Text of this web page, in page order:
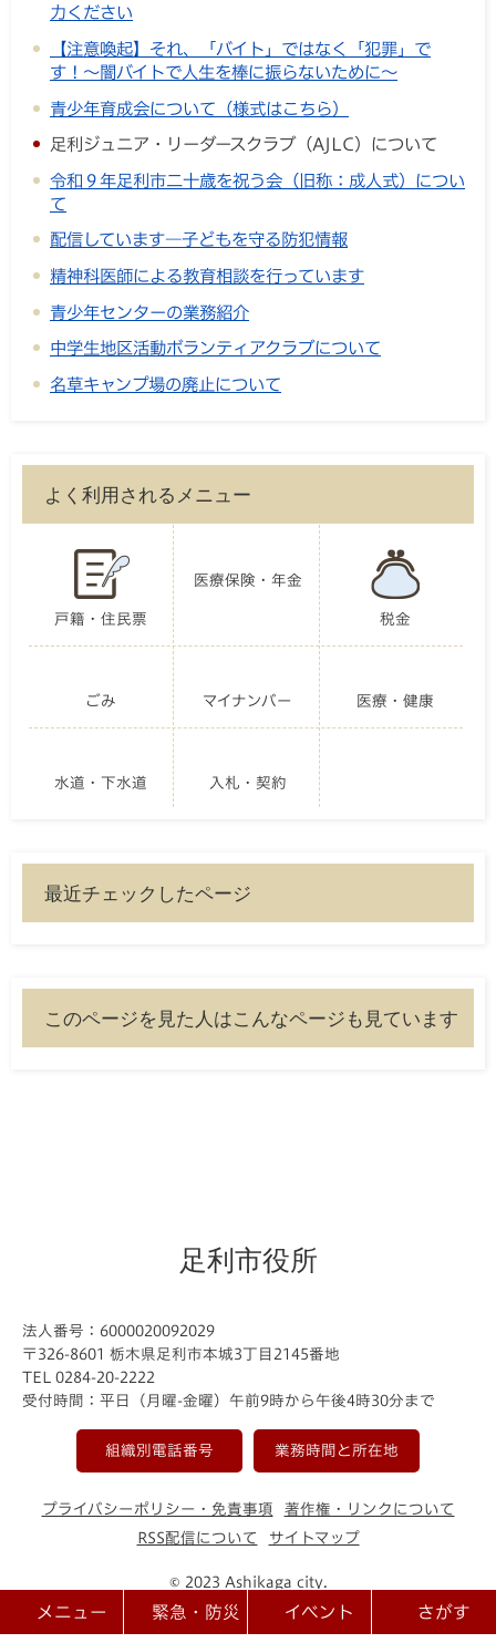
力ください
【注意喚起】それ、「バイト」ではなく「犯罪」で
す！〜闇バイトで人生を棒に振らないために〜
青少年育成会について（様式はこちら）
足利ジュニア・リーダースクラブ（AJLC）について
令和９年足利市二十歳を祝う会（旧称：成人式）につい
て
配信しています―子どもを守る防犯情報
精神科医師による教育相談を行っています
青少年センターの業務紹介
中学生地区活動ボランティアクラブについて
名草キャンプ場の廃止について
よく利用されるメニュー
戸籍・住民票
医療保険・年金
税金
ごみ マイナンバー 医療・健康
水道・下水道 入札・契約
最近チェックしたページ
このページを見た人はこんなページも見ています
足利市役所
法人番号：6000020092029
〒326-8601 栃木県足利市本城3丁目2145番地
TEL 0284-20-2222
受付時間：平日（月曜-金曜）午前9時から午後4時30分まで
組織別電話番号 業務時間と所在地
プライバシーポリシー・免責事項
著作権・リンクについて
RSS配信について
サイトマップ
© 2023 Ashikaga city.
メニュー 緊急・防災 イベント さがす